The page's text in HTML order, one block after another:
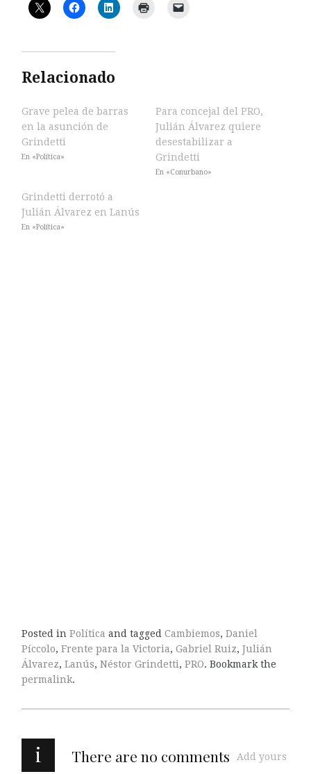
Relacionado
Grave pelea de barras
en la asunción de
Grindetti
En «Política»
Para concejal del PRO,
Julián Álvarez quiere
desestabilizar a
Grindetti
En «Conurbano»
Grindetti derrotó a
Julián Álvarez en Lanús
En «Política»
Posted in Política and tagged Cambiemos, Daniel
Píccolo, Frente para la Victoria, Gabriel Ruiz, Julián
Álvarez, Lanús, Néstor Grindetti, PRO. Bookmark the
permalink.
i There are no comments Add yours